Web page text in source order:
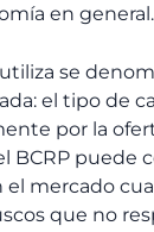
en general.
se
el tipo de
por la
BCRP puede
el mercado
que no